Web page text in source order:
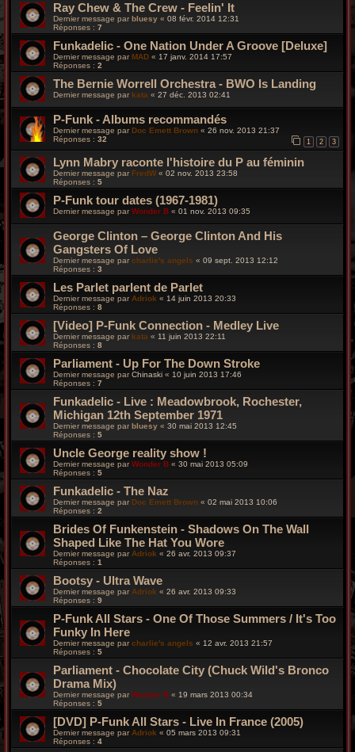
Ray Chew & The Crew - Feelin' It
Dernier message par bluesy « 08 févr. 2014 12:31
Réponses : 7
Funkadelic - One Nation Under A Groove [Deluxe]
Dernier message par MAD « 17 janv. 2014 17:57
Réponses : 2
The Bernie Worrell Orchestra - BWO Is Landing
Dernier message par kata « 27 déc. 2013 02:41
P-Funk - Albums recommandés
Dernier message par Doc Emett Brown « 26 nov. 2013 21:37
Réponses : 32 1 2 3
Lynn Mabry raconte l'histoire du P au féminin
Dernier message par FredW « 02 nov. 2013 23:58
Réponses : 5
P-Funk tour dates (1967-1981)
Dernier message parWonder B « 01 nov. 2013 09:35
George Clinton – George Clinton And His
Gangsters Of Love
Dernier message par charlie's angels « 09 sept. 2013 12:12
Réponses : 3
Les Parlet parlent de Parlet
Dernier message par Adriok « 14 juin 2013 20:33
Réponses : 8
[Video] P-Funk Connection - Medley Live
Dernier message par kata « 11 juin 2013 22:11
Réponses : 8
Parliament - Up For The Down Stroke
Dernier message parChinaski « 10 juin 2013 17:46
Réponses : 7
Funkadelic - Live : Meadowbrook, Rochester,
Michigan 12th September 1971
Dernier message par bluesy « 30 mai 2013 12:45
Réponses : 5
Uncle George reality show !
Dernier message parWonder B « 30 mai 2013 05:09
Réponses : 5
Funkadelic - The Naz
Dernier message par Doc Emett Brown « 02 mai 2013 10:06
Réponses : 2
Brides Of Funkenstein - Shadows On The Wall
Shaped Like The Hat You Wore
Dernier message par Adriok « 26 avr. 2013 09:37
Réponses : 1
Bootsy - Ultra Wave
Dernier message par Adriok « 26 avr. 2013 09:33
Réponses : 9
P-Funk All Stars - One Of Those Summers / It's Too
Funky In Here
Dernier message par charlie's angels « 12 avr. 2013 21:57
Réponses : 5
Parliament - Chocolate City (Chuck Wild's Bronco
Drama Mix)
Dernier message par Wonder B « 19 mars 2013 00:34
Réponses : 5
[DVD] P-Funk All Stars - Live In France (2005)
Dernier message par Adriok « 05 mars 2013 09:31
Réponses : 4